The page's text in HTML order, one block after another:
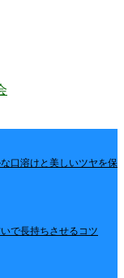
口溶けと美しいツヤを保
で長持ちさせるコツ